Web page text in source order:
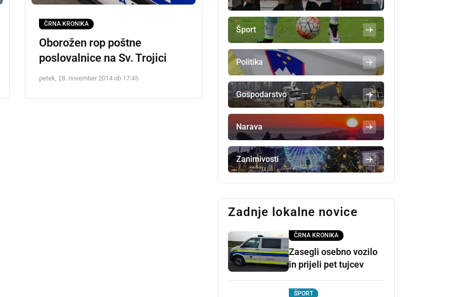
ČRNA KRONIKA
Oborožen rop poštne
poslovalnice na Sv. Trojici
petek, 28. november 2014 ob 17:45
Šport
Politika
Gospodarstvo
Narava
Zanimivosti
Zadnje lokalne novice
ČRNA KRONIKA
Zasegli osebno vozilo
in prijeli pet tujcev
ŠPORT